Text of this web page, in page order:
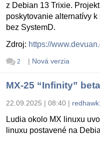
z Debian 13 Trixie.
poskytovanie alternatívy
bez SystemD.
Zdroj: https://
2 | Nová verzia
MX-25 “Infinity”
22.09.2025 | 08:40 |
Ludia okolo MX linuxu
linuxu postavené na